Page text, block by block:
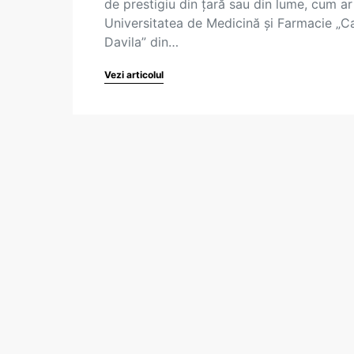
de prestigiu din țară sau din lume, cum
Universitatea de Medicină și Farmacie
Davila” din…
Vezi articolul